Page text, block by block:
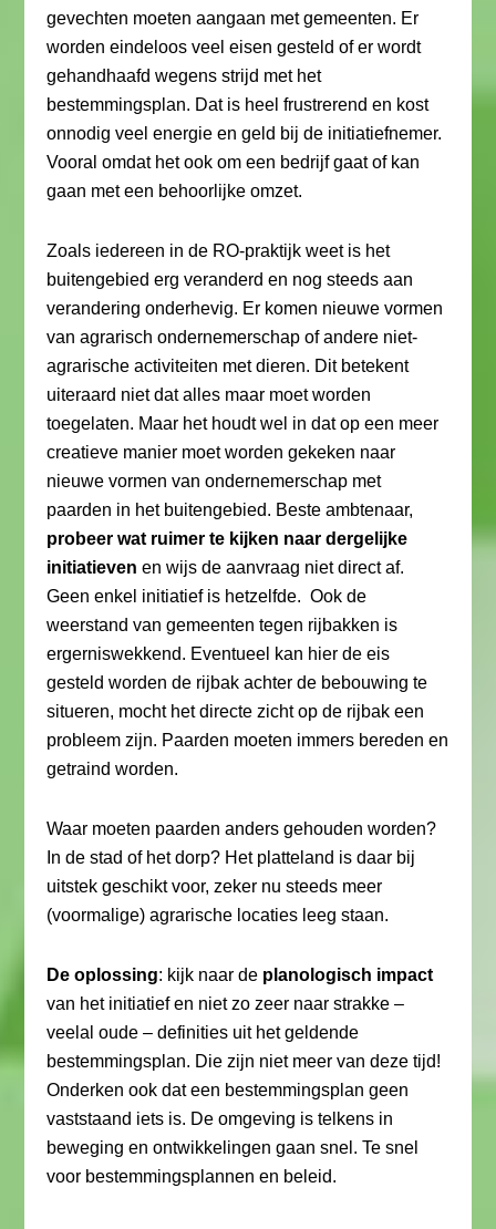
gevechten moeten aangaan met gemeenten. Er
worden eindeloos veel eisen gesteld of er wordt
gehandhaafd wegens strijd met het
bestemmingsplan. Dat is heel frustrerend en kost
onnodig veel energie en geld bij de initiatiefnemer.
Vooral omdat het ook om een bedrijf gaat of kan
gaan met een behoorlijke omzet.
Zoals iedereen in de RO-praktijk weet is het
buitengebied erg veranderd en nog steeds aan
verandering onderhevig. Er komen nieuwe vormen
van agrarisch ondernemerschap of andere niet-
agrarische activiteiten met dieren. Dit betekent
uiteraard niet dat alles maar moet worden
toegelaten. Maar het houdt wel in dat op een meer
creatieve manier moet worden gekeken naar
nieuwe vormen van ondernemerschap met
paarden in het buitengebied. Beste ambtenaar,
probeer wat ruimer te kijken naar dergelijke
initiatieven en wijs de aanvraag niet direct af.
Geen enkel initiatief is hetzelfde. Ook de
weerstand van gemeenten tegen rijbakken is
ergerniswekkend. Eventueel kan hier de eis
gesteld worden de rijbak achter de bebouwing te
situeren, mocht het directe zicht op de rijbak een
probleem zijn. Paarden moeten immers bereden en
getraind worden.
Waar moeten paarden anders gehouden worden?
In de stad of het dorp? Het platteland is daar bij
uitstek geschikt voor, zeker nu steeds meer
(voormalige) agrarische locaties leeg staan.
De oplossing: kijk naar de planologisch impact
van het initiatief en niet zo zeer naar strakke –
veelal oude – definities uit het geldende
bestemmingsplan. Die zijn niet meer van deze tijd!
Onderken ook dat een bestemmingsplan geen
vaststaand iets is. De omgeving is telkens in
beweging en ontwikkelingen gaan snel. Te snel
voor bestemmingsplannen en beleid.